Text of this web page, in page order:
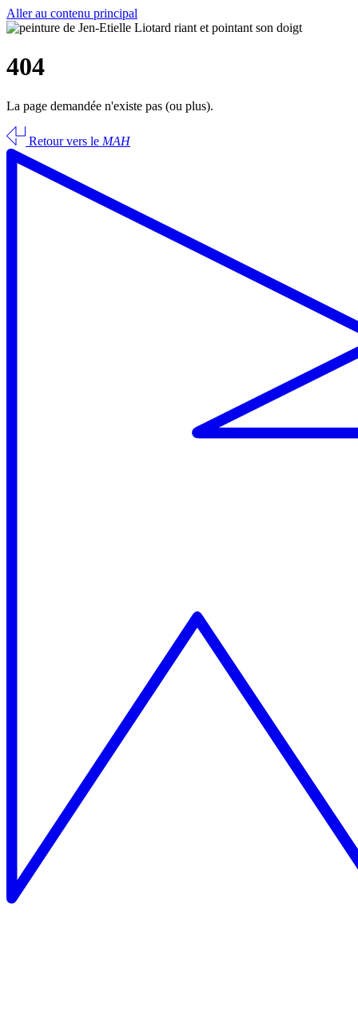
Aller au contenu principal
404
La page demandée n'existe pas (ou plus).
Retour vers le MAH